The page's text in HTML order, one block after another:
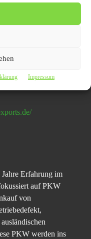
Impressum
Erfahrung im
auf PKW
von
PKW werden ins